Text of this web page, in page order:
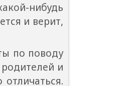
нибудь
и верит,
по поводу
и